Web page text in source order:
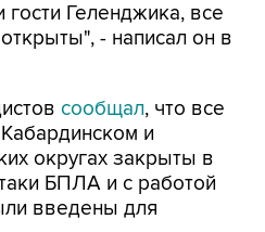
Геленджика, все
- написал он в
сообщал, что все
и
округах закрыты в
БПЛА и с работой
введены для